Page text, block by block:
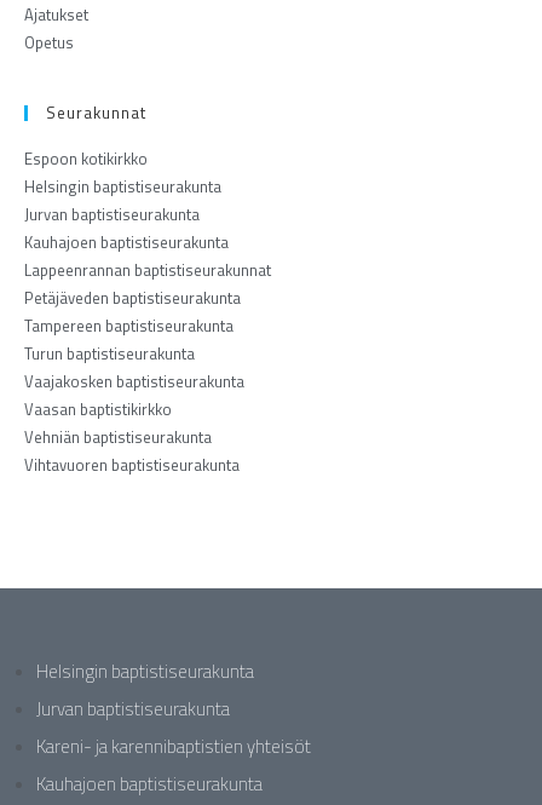
Ajatukset
Opetus
Seurakunnat
Espoon kotikirkko
Helsingin baptistiseurakunta
Jurvan baptistiseurakunta
Kauhajoen baptistiseurakunta
Lappeenrannan baptistiseurakunnat
Petäjäveden baptistiseurakunta
Tampereen baptistiseurakunta
Turun baptistiseurakunta
Vaajakosken baptistiseurakunta
Vaasan baptistikirkko
Vehniän baptistiseurakunta
Vihtavuoren baptistiseurakunta
Helsingin baptistiseurakunta
Jurvan baptistiseurakunta
Kareni- ja karennibaptistien yhteisöt
Kauhajoen baptistiseurakunta